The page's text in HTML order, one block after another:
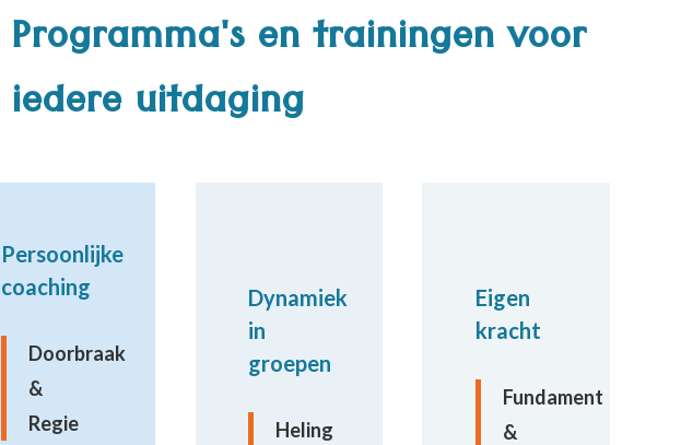
Programma's en trainingen voor
iedere uitdaging
Persoonlijke
coaching
Doorbraak
&
Regie
Dynamiek
in
groepen
Heling
Eigen
kracht
Fundament
&